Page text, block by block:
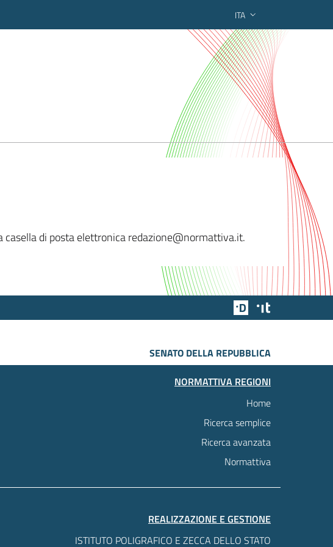
ITA
federato regionale
di posta elettronica redazione@normattiva.it.
Team Digitale
SENATO DELLA REPUBBLICA
NORMATTIVA REGIONI
Home
Ricerca semplice
Ricerca avanzata
Normattiva
REALIZZAZIONE E GESTIONE
ISTITUTO POLIGRAFICO E ZECCA DELLO STATO